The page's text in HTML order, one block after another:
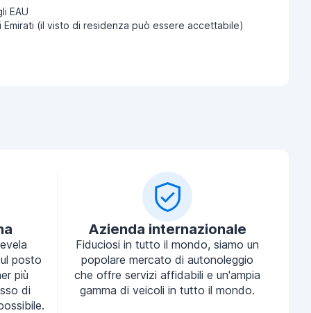
EAU
(il visto di residenza può essere accettabile)
posto
più
di
Azienda internazionale
Fiduciosi in tutto il mondo, siamo un
popolare mercato di autonoleggio
che offre servizi affidabili e un'ampia
gamma di veicoli in tutto il mondo.